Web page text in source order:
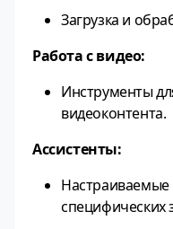
Загрузка и
Работа с видео:
Инструменты
видеоконтента.
Ассистенты:
специфических